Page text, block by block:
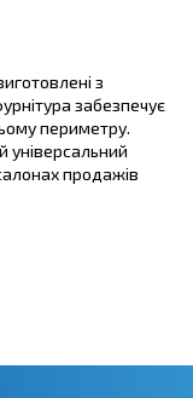
з
забезпечує
периметру.
універсальний
продажів